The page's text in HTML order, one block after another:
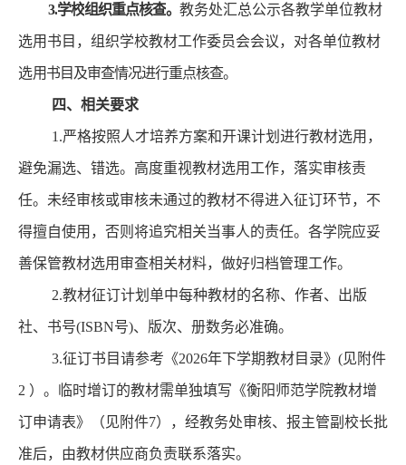
3.学校组织重点核查。 教务处汇总公示各教学单位教材
选用书目，组织学校教材工作委员会会议，对各单位教材
选用书目及审查情况进行重点核查。
四、 相关要求
1 .严格按照人才培养方案和开课计划进行教材选用，
避免漏选、错选。 高度重视教材选用工作，落实审核责
任。未经审核或审核未通过的教材不得进入征订环节，不
得擅自使用，否则将追究相关当事人的责任。各学院应妥
善保管教材选用审查相关材料，做好归档管理工作。
2.教材征订计划单中每种教材的名称、作者、出版
社、书号(ISBN号)、 版次、册数务必准确。
3.征订书目请参考《2026年下学期教材目录》 (见附件
2 ） 。 临时增订的教材需单独填写 《衡阳师范学院教材增
订申请表》（见附件7），经教务处审核、 报主管副校长批
准后，由教材供应商负责联系落实。